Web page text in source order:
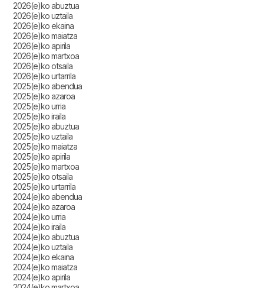
2026(e)ko abuztua
2026(e)ko uztaila
2026(e)ko ekaina
2026(e)ko maiatza
2026(e)ko apirila
2026(e)ko martxoa
2026(e)ko otsaila
2026(e)ko urtarrila
2025(e)ko abendua
2025(e)ko azaroa
2025(e)ko urria
2025(e)ko iraila
2025(e)ko abuztua
2025(e)ko uztaila
2025(e)ko maiatza
2025(e)ko apirila
2025(e)ko martxoa
2025(e)ko otsaila
2025(e)ko urtarrila
2024(e)ko abendua
2024(e)ko azaroa
2024(e)ko urria
2024(e)ko iraila
2024(e)ko abuztua
2024(e)ko uztaila
2024(e)ko ekaina
2024(e)ko maiatza
2024(e)ko apirila